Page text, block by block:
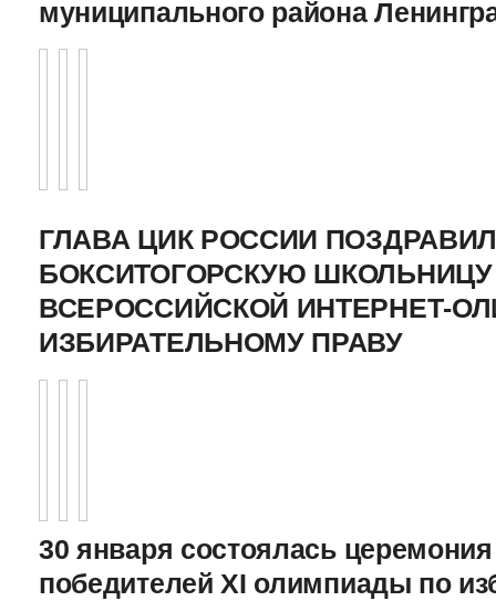
муниципального района
ГЛАВА ЦИК РОССИИ
БОКСИТОГОРСКУЮ
ВСЕРОССИЙСКОЙ ИНТЕРНЕТ-
ИЗБИРАТЕЛЬНОМУ ПРАВУ
30 января состоялась
победителей XI олимпиады по